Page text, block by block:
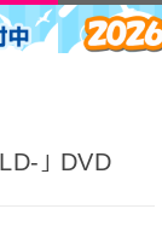
｣ DVD